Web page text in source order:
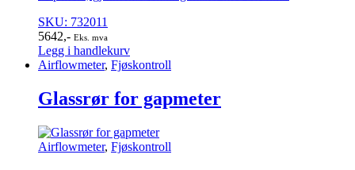
SKU: 732011
5642,- Eks. mva
Legg i handlekurv
Airflowmeter, Fjøskontroll
Glassrør for gapmeter
Airflowmeter, Fjøskontroll